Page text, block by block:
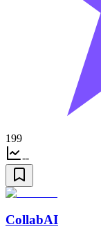
199
--
CollabAI